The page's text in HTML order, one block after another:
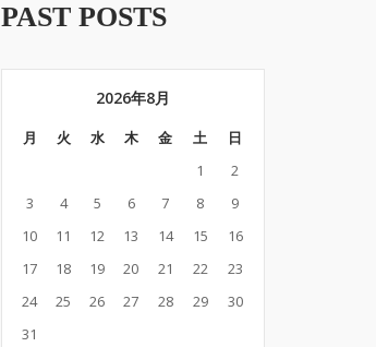
PAST POSTS
2026年8月
月 火 水 木 金 土
日
1
2
3
4 5 6 7 8
9
10
11 12 13 14 15
16
17
18 19 20 21 22
23
24
25 26 27 28 29
30
31